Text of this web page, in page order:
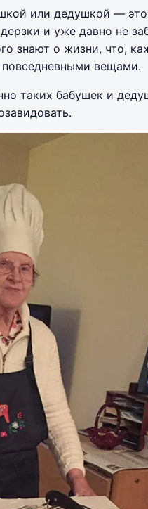
или дедушкой —
и уже давно не
знают о жизни, что,
вещами.
таких бабушек и